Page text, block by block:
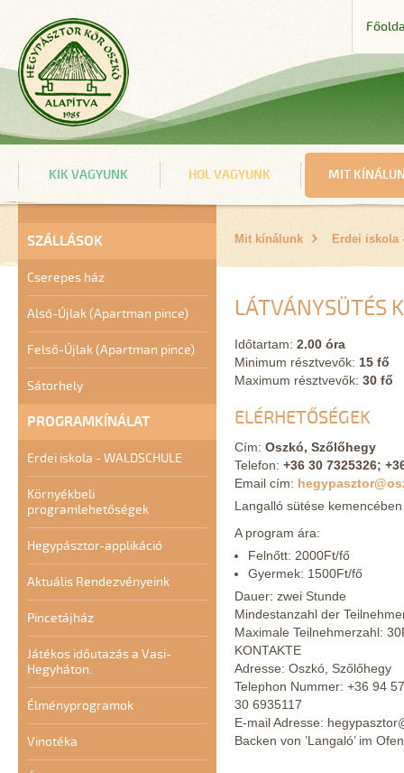
KIK VAGYUNK HOL VAGYUNK MIT
SZÁLLÁSOK
Cserepes ház
Alsó-Újlak (Apartman pince)
Felső-Újlak (Apartman pince)
Sátorhely
PROGRAMKÍNÁLAT
Erdei iskola - WALDSCHULE
Környékbeli
programlehetőségek
Hegypásztor-applikáció
Aktuális Rendezvényeink
Pincetájház
Játékos időutazás a Vasi-
Hegyháton.
Élményprogramok
Vinotéka
Mit kínálunk Erdei iskola
LÁTVÁNYSÜTÉS
Időtartam: 2.00 óra
Minimum résztvevők: 15 fő
Maximum résztvevők: 30 fő
ELÉRHETŐSÉGEK
Cím: Oszkó, Szőlőhegy
Telefon: +36 30 7325326;
Email cím:
Langalló sütése
A program ára:
Felnőtt: 2000Ft/fő
Gyermek: 1500Ft/fő
Dauer: zwei Stunde
Mindestanzahl der
Maximale Teilnehmerzahl:
KONTAKTE
Adresse: Oszkó, Szőlőhegy
Telephon Nummer: +36 94
30 6935117
E-mail Adresse:
Backen von ’Langaló’ im